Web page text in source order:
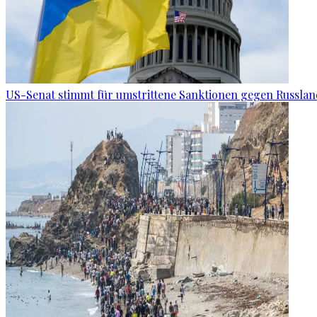
US-Senat stimmt für umstrittene Sanktionen gegen